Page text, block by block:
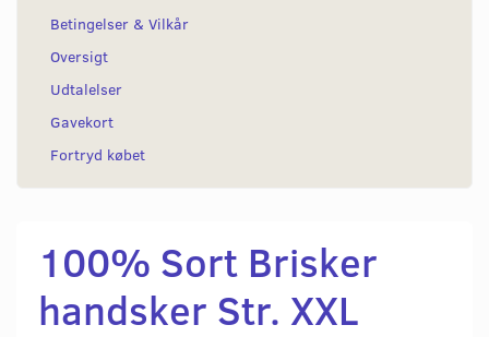
Betingelser & Vilkår
Oversigt
Udtalelser
Gavekort
Fortryd købet
100% Sort Brisker
handsker Str. XXL